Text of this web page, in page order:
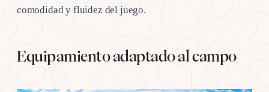
comodidad y fluidez del juego.
Equipamiento adaptado al campo